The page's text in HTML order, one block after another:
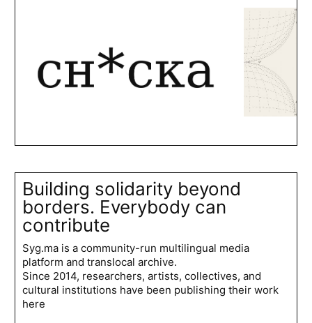
Building solidarity beyond
borders. Everybody can
contribute
Syg.ma is a community-run multilingual media
platform and translocal archive.
Since 2014, researchers, artists, collectives, and
cultural institutions have been publishing their work
here